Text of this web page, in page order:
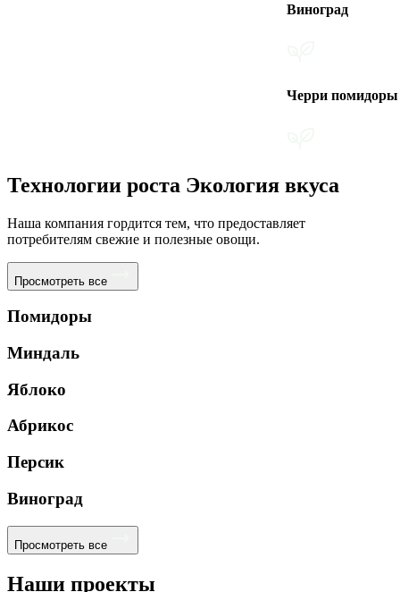
Виноград
Черри помидоры
Технологии роста Экология вкуса
Наша компания гордится тем, что предоставляет
потребителям свежие и полезные овощи.
Просмотреть все
Помидоры
Миндаль
Яблоко
Абрикос
Персик
Виноград
Просмотреть все
Наши проекты